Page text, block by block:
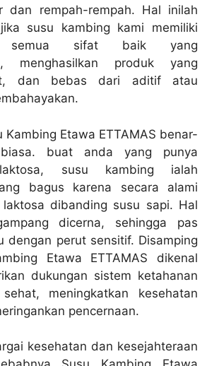
dan rempah-rempah. Hal inilah
susu kambing kami memiliki
semua sifat baik yang
menghasilkan produk yang
dan bebas dari aditif atau
Kambing Etawa ETTAMAS benar-
buat anda yang punya
susu kambing ialah
bagus karena secara alami
dibanding susu sapi. Hal
dicerna, sehingga pas
dengan perut sensitif. Disamping
Etawa ETTAMAS dikenal
dukungan sistem ketahanan
meningkatkan kesehatan
pencernaan.
kesehatan dan kesejahteraan